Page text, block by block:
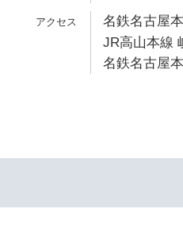
名鉄名古屋
JR高山本線
名鉄名古屋